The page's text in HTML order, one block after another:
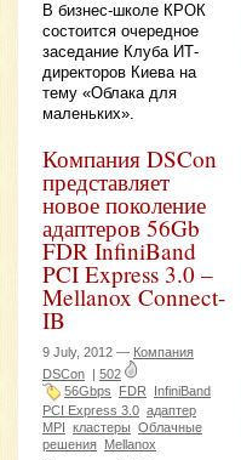
В бизнес-школе КРОК
состоится очередное
заседание Клуба ИТ-
директоров Киева на
тему «Облака для
маленьких».
Компания DSCon
представляет
новое поколение
адаптеров 56Gb
FDR InfiniBand
PCI Express 3.0 –
Mellanox Connect-
IB
9 July, 2012 — Компания
DSCon | 502
56Gbps
FDR
InfiniBand
PCI Express 3.0 адаптер
MPI кластеры Облачные
решения Mellanox